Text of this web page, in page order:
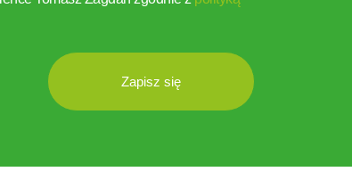
Zapisz się